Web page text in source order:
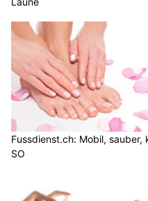
Fussdienst.ch: Mobil,
SO